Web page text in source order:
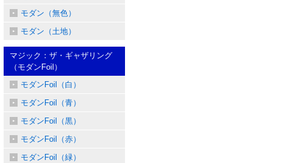
モダン（無色）
モダン（土地）
マジック：ザ・ギャザリング
（モダンFoil）
モダンFoil（白）
モダンFoil（青）
モダンFoil（黒）
モダンFoil（赤）
モダンFoil（緑）